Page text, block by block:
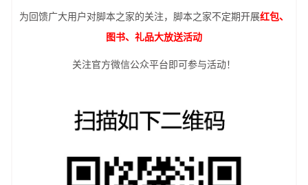
为回馈广大用户对脚本之家的关注，脚本之家不定期开展红包、
图书、礼品大放送活动
关注官方微信公众平台即可参与活动！